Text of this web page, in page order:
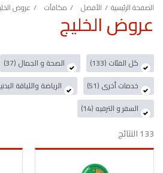
الصفحة الرئيسية الأفضل مكافآت عروض
عروض الخليج
كل الفئات (133) الصحة و الجمال (37)
خدمات أخرى (51)
الرياضة واللياقة
السفر و الترفيه (14)
133 النتائج